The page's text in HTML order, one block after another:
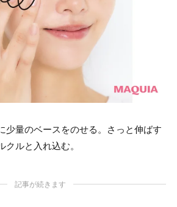
少量のベースをのせる。さっと伸ばす
ルと入れ込む。
記事が続きます